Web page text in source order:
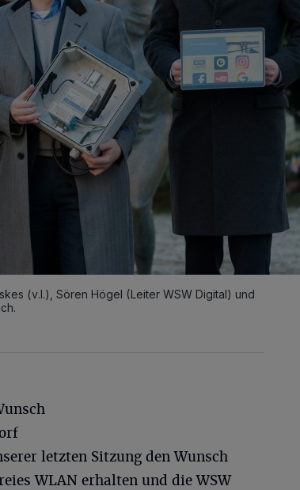
(v.l.), Sören Högel (Leiter WSW Digital) und
letzten Sitzung den Wunsch
WLAN erhalten und die WSW